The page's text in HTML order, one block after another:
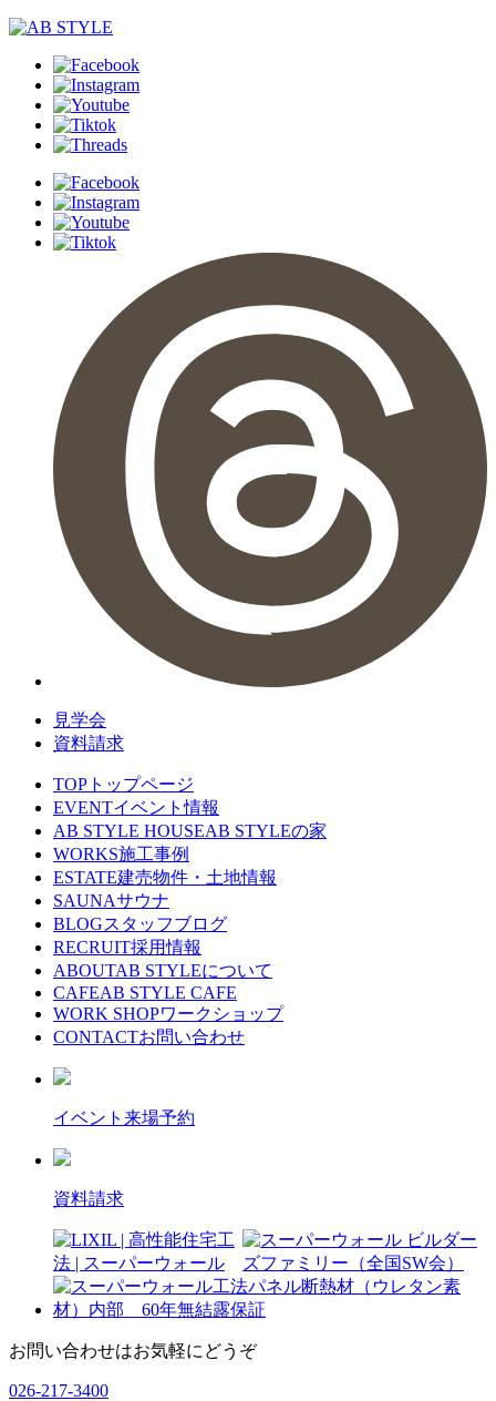
見学会
資料請求
TOP トップページ
EVENTイベント情報
AB STYLE HOUSEAB STYLEの家
WORKS施工事例
ESTATE建売物件・土地情報
SAUNAサウナ
BLOGスタッフブログ
RECRUIT採用情報
ABOUTAB STYLEについて
CAFEAB STYLE CAFE
WORK SHOPワークショップ
CONTACTお問い合わせ
イベント来場予約
資料請求
お問い合わせはお気軽にどうぞ
026-217-3400